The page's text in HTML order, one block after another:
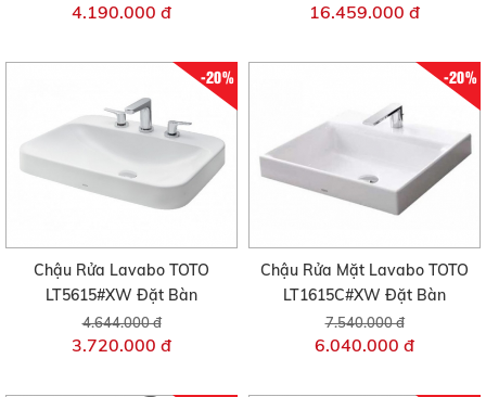
4.190.000 đ 16.459.000 đ
-20%
Chậu Rửa Lavabo TOTO
LT5615#XW Đặt Bàn
4.644.000 đ
3.720.000 đ
-20%
Chậu Rửa Mặt Lavabo TOTO
LT1615C#XW Đặt Bàn
7.540.000 đ
6.040.000 đ